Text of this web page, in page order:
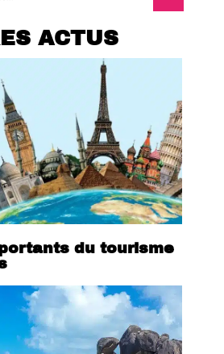
ACTUS
du tourisme